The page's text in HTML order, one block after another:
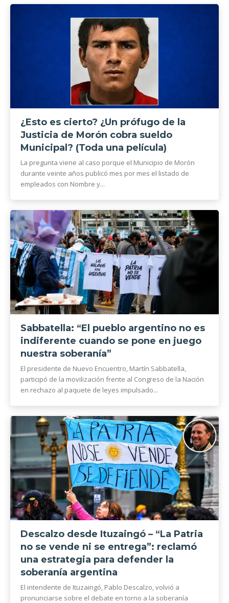
¿Esto es cierto? ¿Un prófugo de la
Justicia de Morón cobra sueldo
Municipal? (Toda una película)
La pregunta viene al caso porque el Municipio de Morón
durante veinte años publicó mes por mes el listado de
empleados con Nombre y...
Sabbatella: “El pueblo argentino no es
indiferente cuando se pone en juego
nuestra soberanía”
El presidente de Nuevo Encuentro, Martín Sabbatella,
participó de la movilización frente al Congreso de la Nación
en rechazo al paquete de leyes impulsado...
Descalzo desde Ituzaingó – “La Patria
no se vende ni se entrega”: reclamó
una estrategia para defender la
soberanía argentina
El intendente de Ituzaingó, Pablo Descalzo, volvió a
pronunciarse sobre el debate en torno a la soberanía